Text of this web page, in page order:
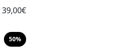
39,00€
50%